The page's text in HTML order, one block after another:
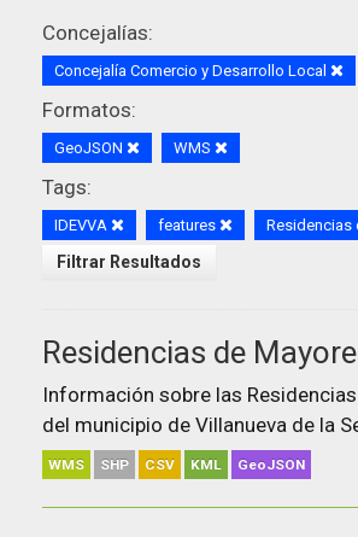
Concejalías:
Concejalía Comercio y Desarrollo Local
Formatos:
GeoJSON WMS
Tags:
IDEVVA features Residencias
Filtrar Resultados
Residencias de
Información sobre las
del municipio de Villanueva de la
WMS SHP CSV KML GeoJSON